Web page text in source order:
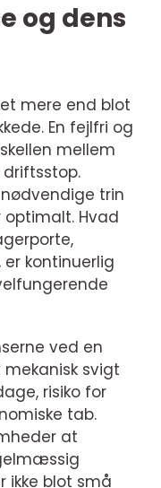
og dens
mere end blot
En fejlfri og
mellem
trin
Hvad
kontinuerlig
ved en
svigt
risiko for
tab.
at
ikke blot små